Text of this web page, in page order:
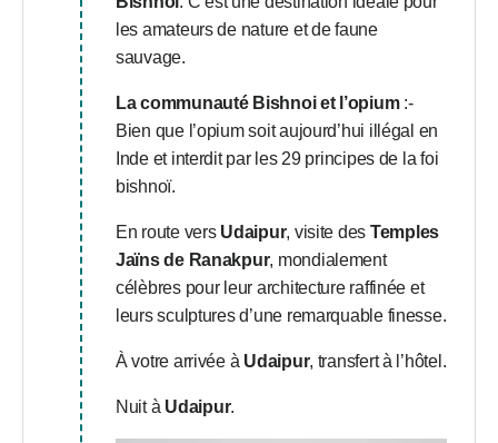
les amateurs de nature et de faune
sauvage.
La communauté Bishnoi et l’opium:-
Bien que l’opium soit aujourd’hui illégal en
Inde et interdit par les 29 principes de la foi
bishnoï.
En route vers Udaipur, visite des Temples
Jaïns de Ranakpur, mondialement
célèbres pour leur architecture raffinée et
leurs sculptures d’une remarquable finesse.
À votre arrivée à Udaipur, transfert à l’hôtel.
Nuit à Udaipur.